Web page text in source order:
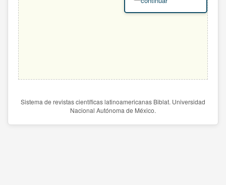
Sistema de revistas científicas latinoamericanas Biblat. Universidad
Nacional Autónoma de México.